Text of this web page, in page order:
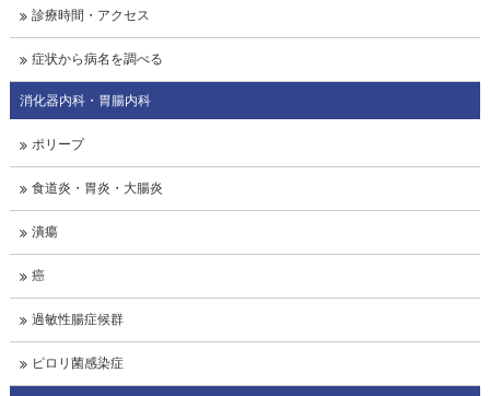
診療時間・アクセス
症状から病名を調べる
消化器内科・胃腸内科
ポリープ
食道炎・胃炎・大腸炎
潰瘍
癌
過敏性腸症候群
ピロリ菌感染症